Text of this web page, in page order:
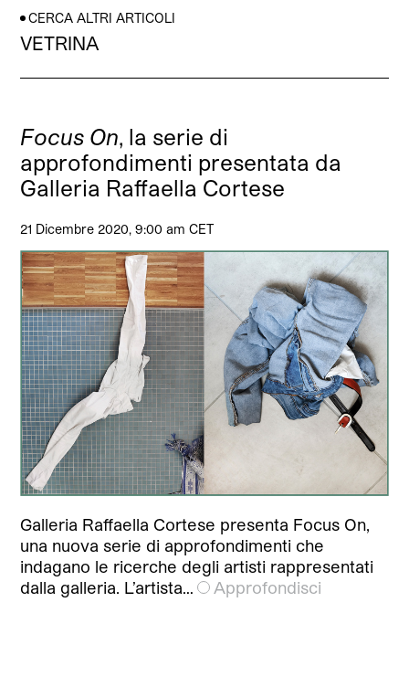
CERCA ALTRI ARTICOLI
VETRINA
Focus On, la serie di
approfondimenti presentata da
Galleria Raffaella Cortese
21 Dicembre 2020, 9:00 am CET
Galleria Raffaella Cortese presenta Focus On,
una nuova serie di approfondimenti che
indagano le ricerche degli artisti rappresentati
dalla galleria. L’artista…
Approfondisci